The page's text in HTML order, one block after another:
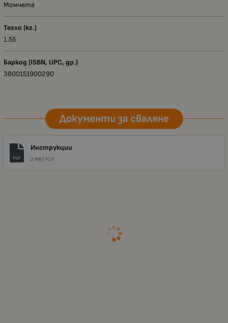
Момчета
Тегло (кг.)
1.55
Баркод (ISBN, UPC, др.)
3800151900290
Документи за сваляне
PDF
Инструкции
2 MB | PDF